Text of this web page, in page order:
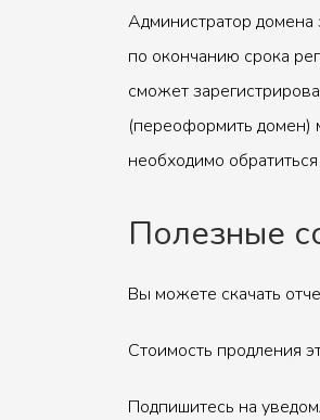
Администратор домена
по окончанию срока
сможет
(переоформить домен)
необходимо
Полезные
Вы можете скачать
Стоимость продления
Подпишитесь на